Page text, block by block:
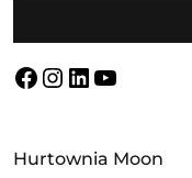
Facebook
Instagram
LinkedIn
YouTube
Hurtownia Moon